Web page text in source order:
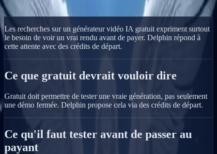
Commencer Gratuitement
Les recherches sur un générateur vidéo IA gratuit expriment surtout
le besoin de voir un vrai rendu avant de payer. Delphin répond à
cette attente avec des crédits de départ.
Ce que gratuit devrait vouloir dire
Gratuit doit permettre de tester une vraie génération, pas seulement
une démo fermée. Delphin propose cela via des crédits de départ.
Ce qu'il faut tester avant de passer au
payant